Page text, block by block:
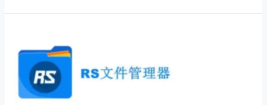
文
件
器
V2.0.5.2
(VIP